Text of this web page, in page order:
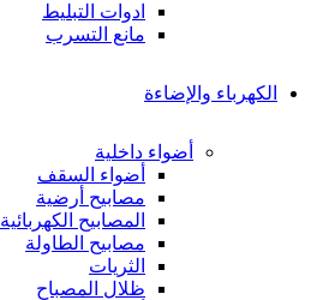
ادوات التبليط
مانع التسرب
الكهرباء والإضاءة
أضواء داخلية
أضواء السقف
مصابيح أرضية
المصابيح الكهربائية
مصابيح الطاولة
الثريات
ظلال المصباح